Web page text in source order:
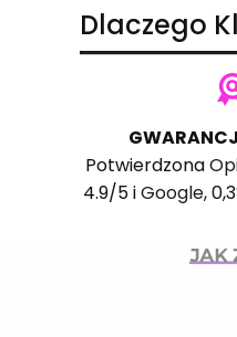
Dlaczego
Potwierdzona
4.9/5 iGoogle,